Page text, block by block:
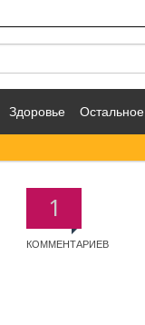
Здоровье Остальное
1
КОММЕНТАРИЕВ